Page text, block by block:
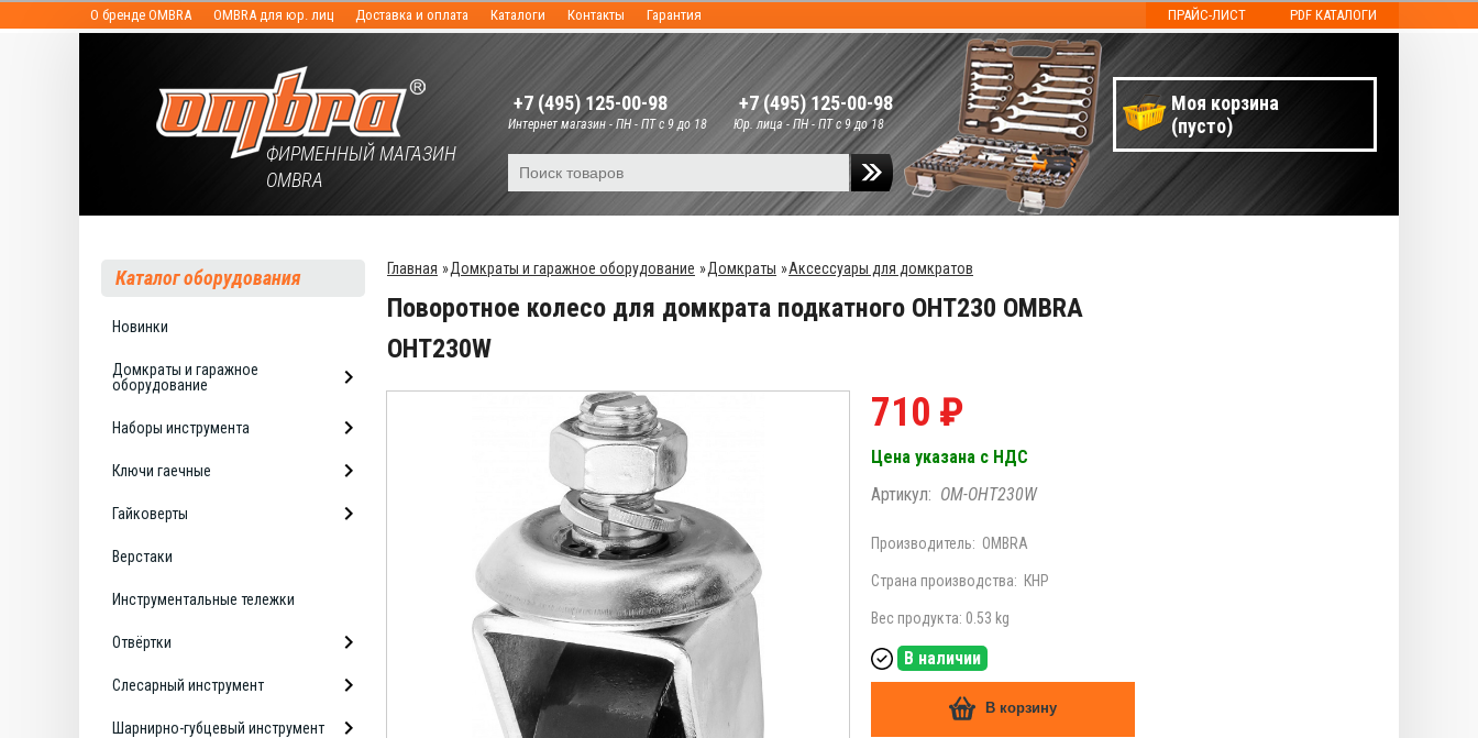
О бренде OMBRA OMBRA для юр. лиц Доставка и оплата Каталоги Контакты Гарантия ПРАЙС-ЛИСТ PDF КАТАЛОГИ
ФИРМЕННЫЙ МАГАЗИН
OMBRA
+7 (495) 125-00-98
Интернет магазин - ПН - ПТ с 9 до 18
+7 (495) 125-00-98
Юр. лица - ПН - ПТ с 9 до 18
Моя корзина
(пусто)
Каталог оборудования
Новинки
Домкраты и гаражное
оборудование
Наборы инструмента
Ключи гаечные
Гайковерты
Верстаки
Инструментальные тележки
Отвёртки
Слесарный инструмент
Шарнирно-губцевый инструмент
Главная »Домкраты и гаражное оборудование »Домкраты »Аксессуары для домкратов
Поворотное колесо для домкрата подкатного OHT230 OMBRA
OHT230W
710 ₽
Цена указана с НДС
Артикул: OM-OHT230W
Производитель: OMBRA
Страна производства: КНР
Вес продукта: 0.53 kg
В наличии
В корзину